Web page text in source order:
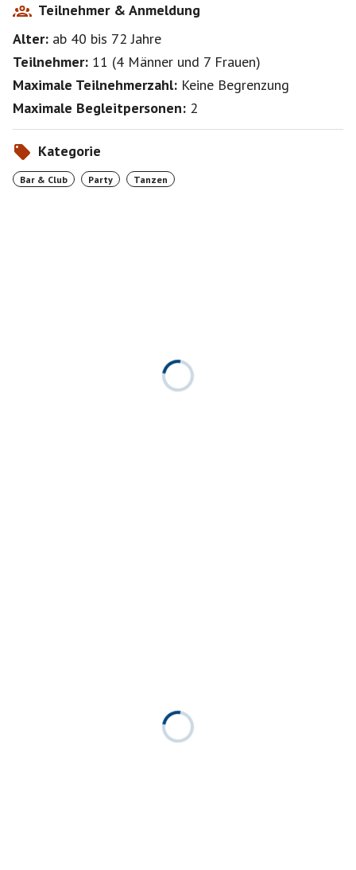
Teilnehmer & Anmeldung
Alter: ab 40 bis 72Jahre
Teilnehmer: 11 (4 Männer und 7 Frauen)
Maximale Teilnehmerzahl: Keine Begrenzung
Maximale Begleitpersonen: 2
Kategorie
Bar & Club Party Tanzen